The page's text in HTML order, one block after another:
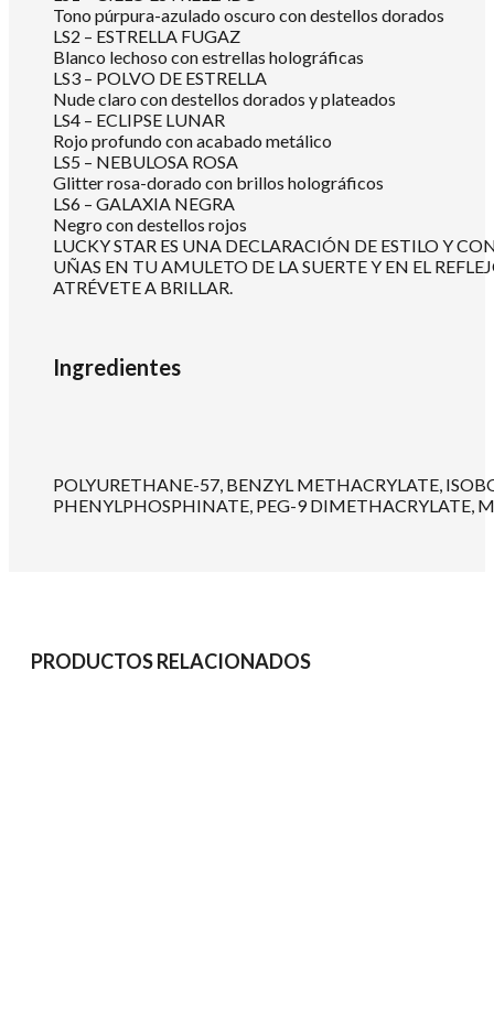
Tono púrpura-azulado oscuro con destellos dorados
LS2 – ESTRELLA FUGAZ
Blanco lechoso con estrellas holográficas
LS3 – POLVO DE ESTRELLA
Nude claro con destellos dorados y plateados
LS4 – ECLIPSE LUNAR
Rojo profundo con acabado metálico
LS5 – NEBULOSA ROSA
Glitter rosa-dorado con brillos holográficos
LS6 – GALAXIA NEGRA
Negro con destellos rojos
LUCKY STAR ES UNA DECLARACIÓN DE ESTILO Y
UÑAS EN TU AMULETO DE LA SUERTE Y EN EL
ATRÉVETE A BRILLAR.
Ingredientes
POLYURETHANE-57, BENZYL METHACRYLATE,
PHENYLPHOSPHINATE, PEG-9 DIMETHACRYLATE,
PRODUCTOS RELACIONADOS